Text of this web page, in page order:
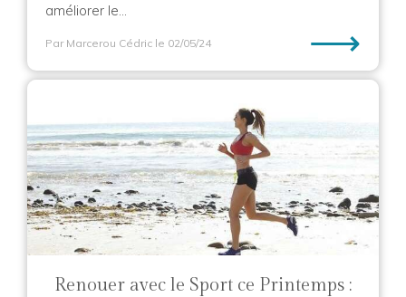
améliorer le...
Par Marcerou Cédric le 02/05/24 ⟶
Renouer avec le Sport ce Printemps :